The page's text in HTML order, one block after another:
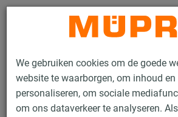
We gebruiken cookies om de goede
website te waarborgen, om inhoud
personaliseren, om sociale
om ons dataverkeer te analyseren.